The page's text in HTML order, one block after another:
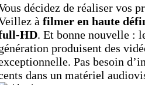
décidez de réaliser vos
à filmer en haute
HD. Et bonne nouvelle :
produisent des
Pas besoin
dans un matériel